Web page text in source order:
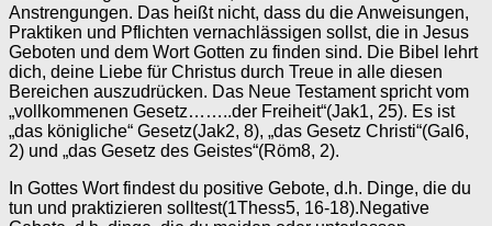
Anstrengungen. Das heißt nicht, dass du die Anweisungen,
Praktiken und Pflichten vernachlässigen sollst, die in Jesus
Geboten und dem Wort Gotten zu finden sind. Die Bibel lehrt
dich, deine Liebe für Christus durch Treue in alle diesen
Bereichen auszudrücken. Das Neue Testament spricht vom
„vollkommenen Gesetz……..der Freiheit“(Jak1, 25). Es ist
„das königliche“ Gesetz(Jak2, 8), „das Gesetz Christi“(Gal6,
2) und „das Gesetz des Geistes“(Röm8, 2).
In Gottes Wort findest du positive Gebote, d.h. Dinge, die du
tun und praktizieren solltest(1Thess5, 16-18).Negative